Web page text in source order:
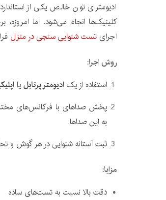
ادیومتری تون خالص یکی از
کلینیک‌ها انجام می‌شود. اما امروزه،
اجرای تست شنوایی سنجی در منزل
روش اجرا:
استفاده از یک ادیومتر پرتابلیا
به این صداها.
ثبت آستانه شنوایی در هر گوش و
مزایا:
دقت بالا نسبت به تست‌های ساده